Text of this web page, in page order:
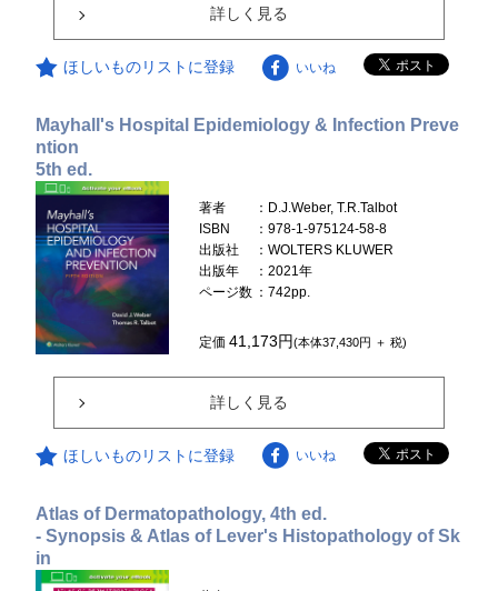
詳しく見る
ほしいものリストに登録 いいね
Mayhall's Hospital Epidemiology & Infection Preve
ntion
5th ed.
著者
：D.J.Weber, T.R.Talbot
ISBN
：978-1-975124-58-8
出版社
：WOLTERS KLUWER
出版年
：2021年
ページ数 ：742pp.
定価41,173円(本体37,430円 ＋ 税)
詳しく見る
ほしいものリストに登録 いいね
Atlas of Dermatopathology, 4th ed.
- Synopsis & Atlas of Lever's Histopathology of Sk
in